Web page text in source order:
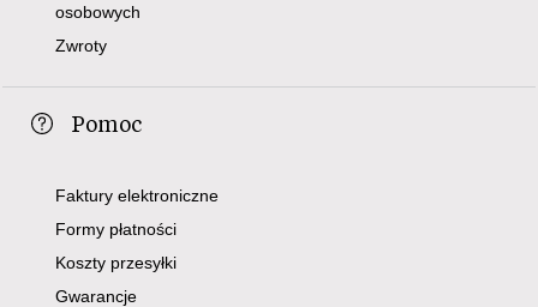
osobowych
Zwroty
Pomoc
Faktury elektroniczne
Formy płatności
Koszty przesyłki
Gwarancje